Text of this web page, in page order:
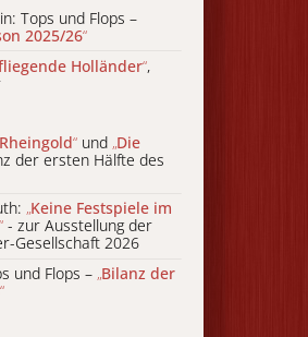
Tops und Flops –
2025/26“
Holländer“,
“ und „Die
der ersten Hälfte des
„Keine Festspiele im
“ - zur Ausstellung der
Gesellschaft 2026
und Flops – „Bilanz der
“